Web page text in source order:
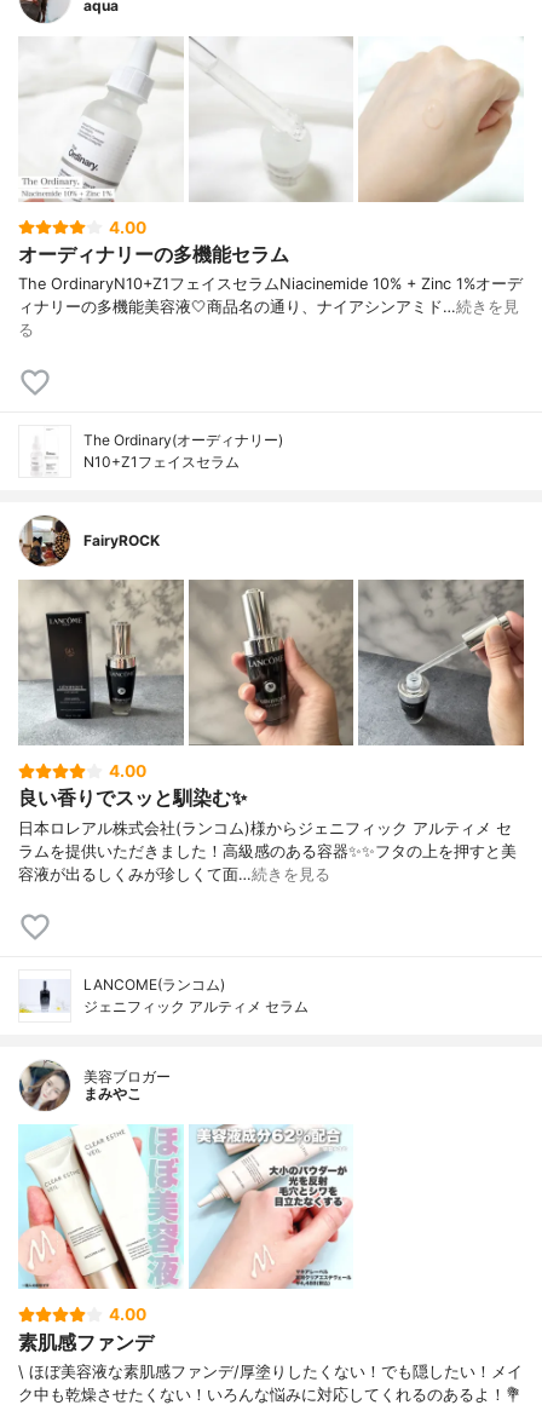
aqua
4.00
オーディナリーの多機能セラム
The OrdinaryN10+Z1フェイスセラムNiacinemide 10% + Zinc 1%オーデ
ィナリーの多機能美容液🤍商品名の通り、ナイアシンアミド…続きを見
る
The Ordinary(オーディナリー)
N10+Z1フェイスセラム
FairyROCK
4.00
良い香りでスッと馴染む✨
日本ロレアル株式会社(ランコム)様からジェニフィック アルティメ セ
ラムを提供いただきました！高級感のある容器✨✨フタの上を押すと美
容液が出るしくみが珍しくて面…続きを見る
LANCOME(ランコム)
ジェニフィック アルティメ セラム
美容ブロガー
まみやこ
4.00
素肌感ファンデ
\ ほぼ美容液な素肌感ファンデ/⁡厚塗りしたくない！でも隠したい！メイ
ク中も乾燥させたくない！いろんな悩みに対応してくれるのあるよ！⁡⁡💐